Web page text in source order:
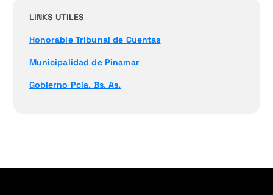
LINKS UTILES
Honorable Tribunal de Cuentas
Municipalidad de Pinamar
Gobierno Pcia. Bs. As.